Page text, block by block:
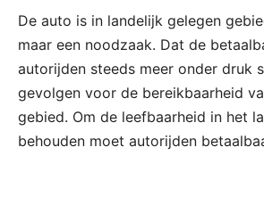
De auto is in landelijk gelegen
maar een noodzaak. Dat de
autorijden steeds meer onder druk
gevolgen voor de bereikbaarheid
gebied. Om de leefbaarheid in het
behouden moet autorijden